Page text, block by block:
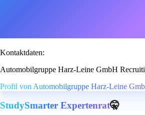
Kontaktdaten:
Automobilgruppe Harz-Leine GmbH
Profil von Automobilgruppe Harz-Leine
StudySmarter Expertenrat🤫